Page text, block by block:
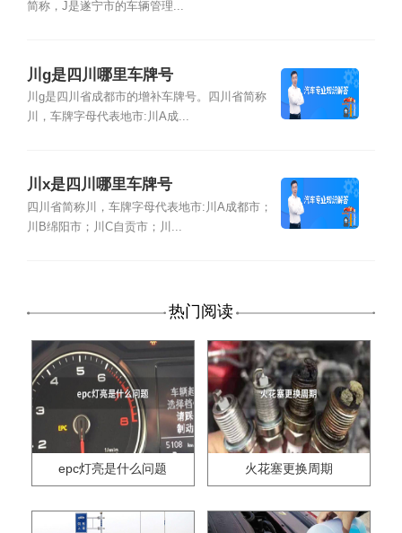
简称，J是遂宁市的车辆管理...
川g是四川哪里车牌号
川g是四川省成都市的增补车牌号。四川省简称
川，车牌字母代表地市:川A成...
川x是四川哪里车牌号
四川省简称川，车牌字母代表地市:川A成都市；
川B绵阳市；川C自贡市；川...
热门阅读
epc灯亮是什么问题 火花塞更换周期